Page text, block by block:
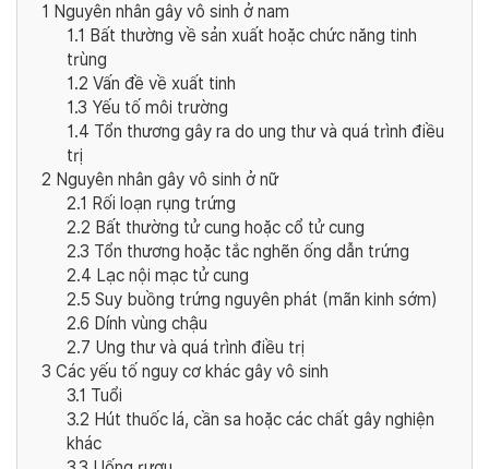
1 Nguyên nhân gây vô sinh ở nam
1.1 Bất thường về sản xuất hoặc chức năng tinh
trùng
1.2 Vấn đề về xuất tinh
1.3 Yếu tố môi trường
1.4 Tổn thương gây ra do ung thư và quá trình điều
trị
2 Nguyên nhân gây vô sinh ở nữ
2.1 Rối loạn rụng trứng
2.2 Bất thường tử cung hoặc cổ tử cung
2.3 Tổn thương hoặc tắc nghẽn ống dẫn trứng
2.4 Lạc nội mạc tử cung
2.5 Suy buồng trứng nguyên phát (mãn kinh sớm)
2.6 Dính vùng chậu
2.7 Ung thư và quá trình điều trị
3 Các yếu tố nguy cơ khác gây vô sinh
3.1 Tuổi
3.2 Hút thuốc lá, cần sa hoặc các chất gây nghiện
khác